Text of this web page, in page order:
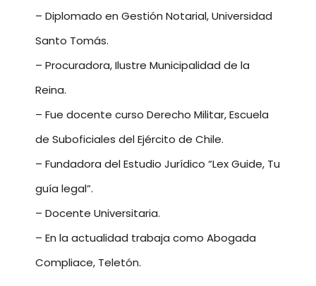
– Diplomado en Gestión Notarial, Universidad
Santo Tomás.
– Procuradora, Ilustre Municipalidad de la
Reina.
– Fue docente curso Derecho Militar, Escuela
de Suboficiales del Ejército de Chile.
– Fundadora del Estudio Jurídico “Lex Guide, Tu
guía legal”.
– Docente Universitaria.
– En la actualidad trabaja como Abogada
Compliace, Teletón.